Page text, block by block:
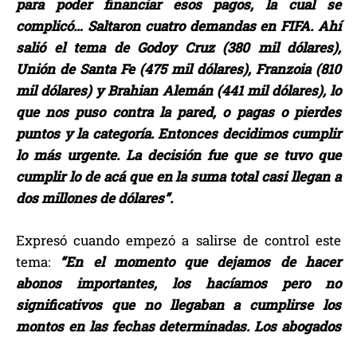
para poder financiar esos pagos, la cual se
complicó… Saltaron cuatro demandas en FIFA. Ahí
salió el tema de Godoy Cruz (380 mil dólares),
Unión de Santa Fe (475 mil dólares), Franzoia (810
mil dólares) y Brahian Alemán (441 mil dólares), lo
que nos puso contra la pared, o pagas o pierdes
puntos y la categoría. Entonces decidimos cumplir
lo más urgente. La decisión fue que se tuvo que
cumplir lo de acá que en la suma total casi llegan a
dos millones de dólares”.
Expresó cuando empezó a salirse de control este
tema:
“En el momento que dejamos de hacer
abonos importantes, los hacíamos pero no
significativos que no llegaban a cumplirse los
montos en las fechas determinadas. Los abogados